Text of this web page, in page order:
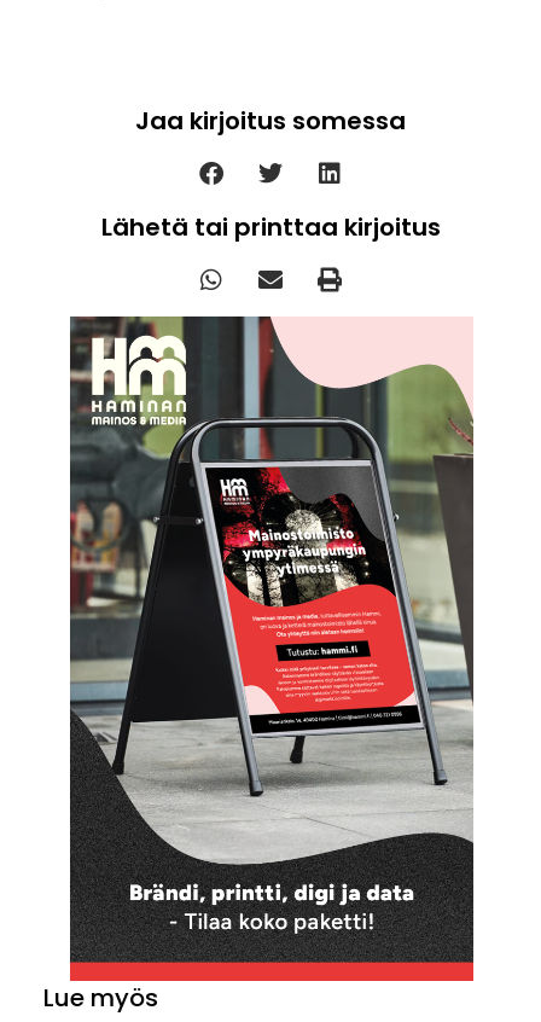
Jaa kirjoitus somessa
Lähetä tai printtaa kirjoitus
Lue myös